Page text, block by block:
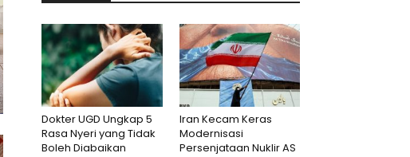
Dokter UGD Ungkap 5
Rasa Nyeri yang Tidak
Boleh Diabaikan
Iran Kecam Keras
Modernisasi
Persenjataan Nuklir AS